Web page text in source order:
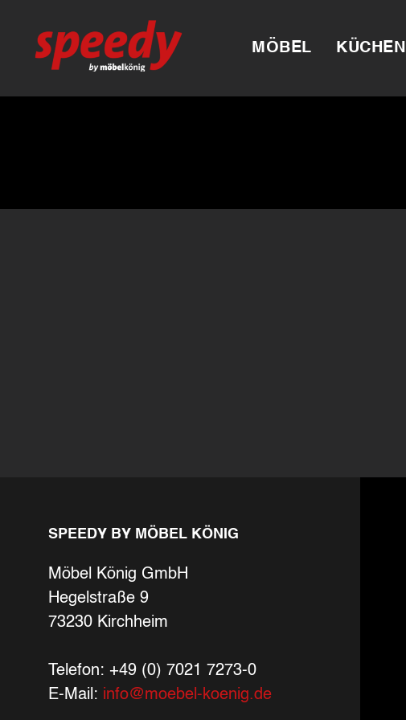
MÖBEL KÜCHEN
SPEEDY BY MÖBEL KÖNIG
Möbel König GmbH
Hegelstraße 9
73230 Kirchheim
Telefon: +49 (0) 7021 7273-0
E-Mail: info@moebel-koenig.de